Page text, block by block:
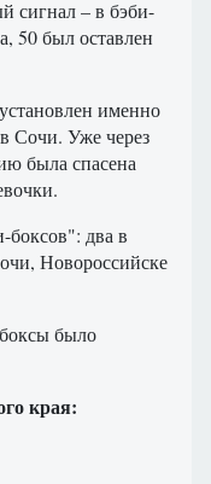
сигнал – в бэби-
50 был оставлен
именно
Сочи. Уже через
была спасена
боксов": два в
Новороссийске
было
края: